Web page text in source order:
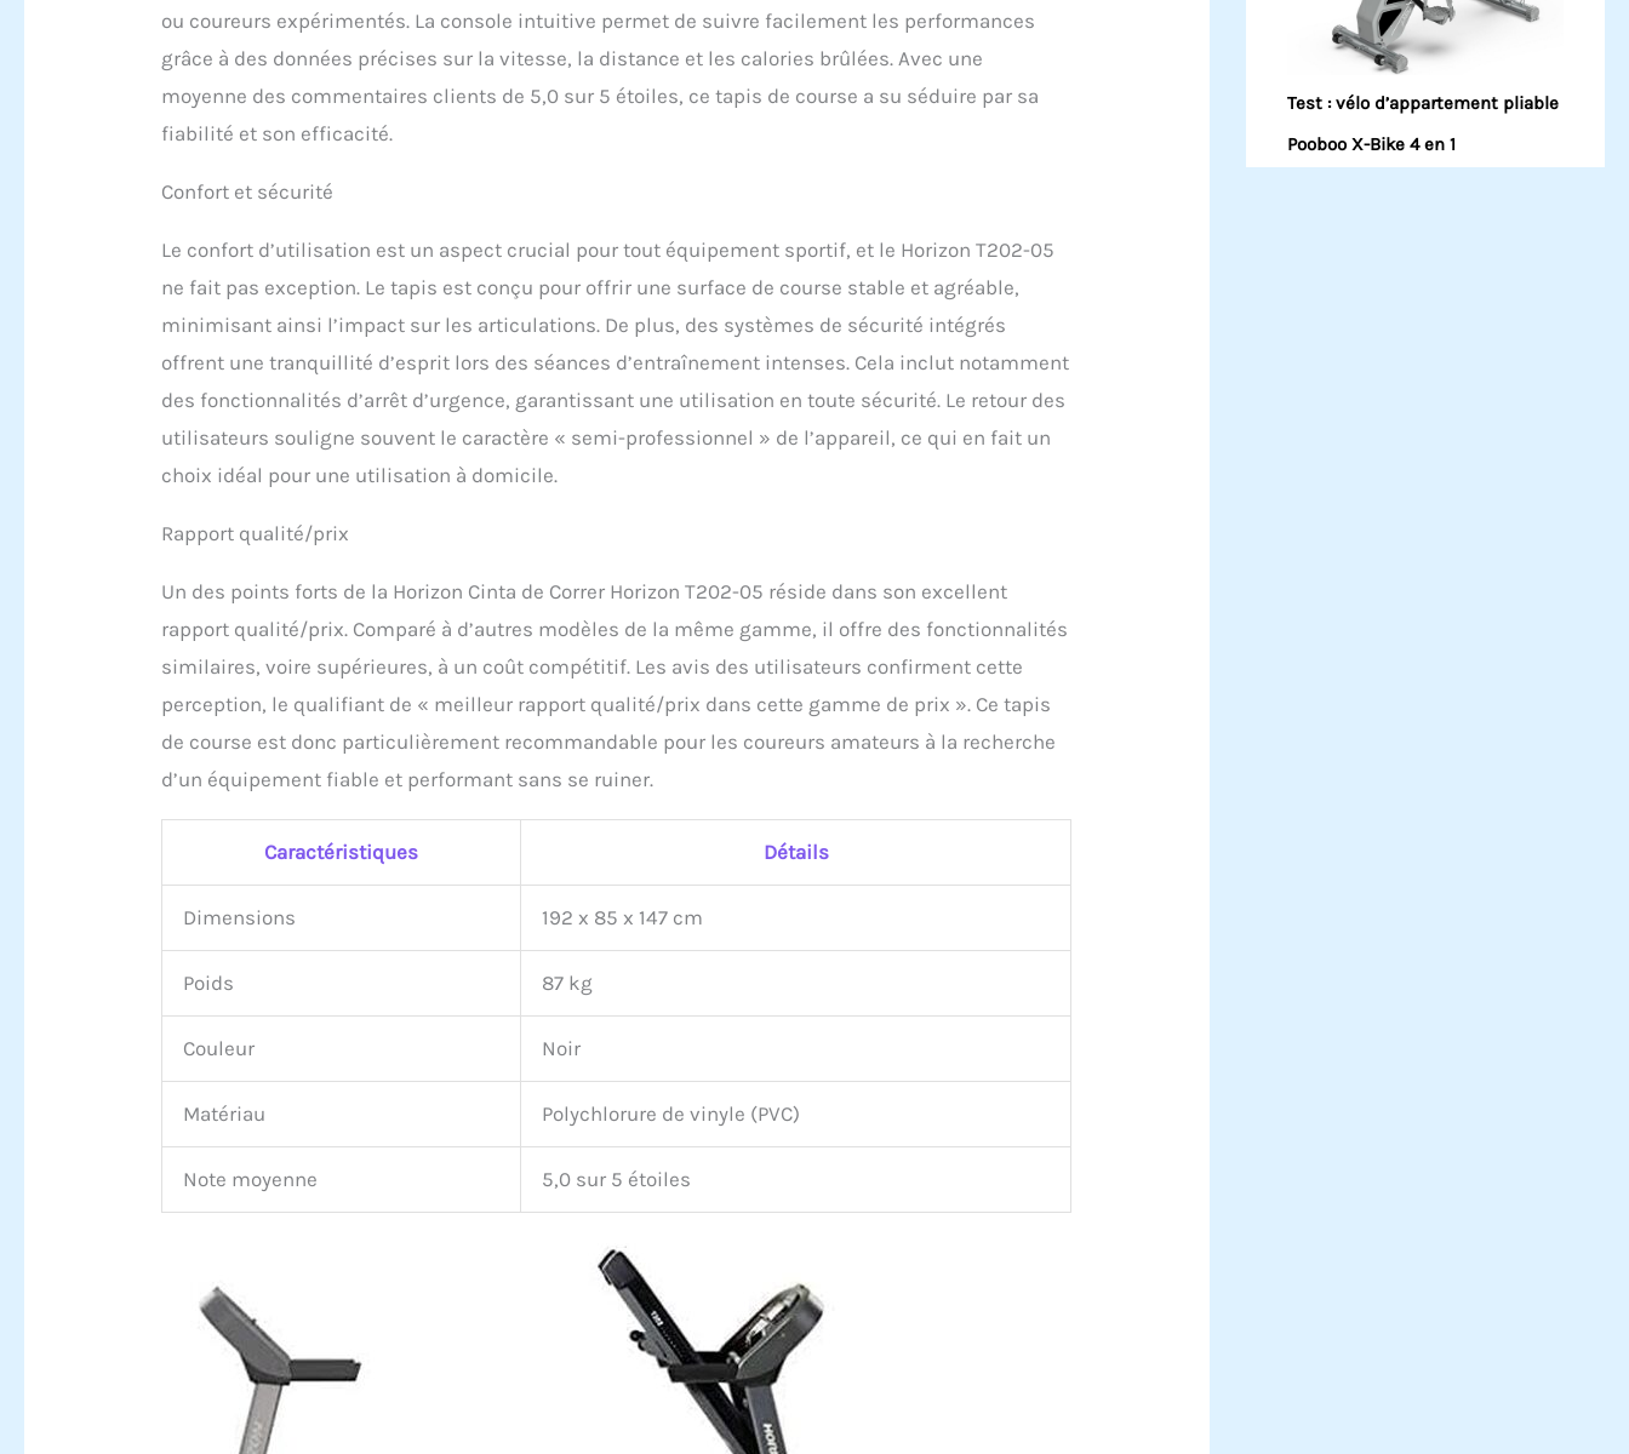
ou coureurs expérimentés. La console intuitive permet de suivre facilement les performances
grâce à des données précises sur la vitesse, la distance et les calories brûlées. Avec une
moyenne des commentaires clients de 5,0 sur 5 étoiles, ce tapis de course a su séduire par sa
fiabilité et son efficacité.
Confort et sécurité
Le confort d’utilisation est un aspect crucial pour tout équipement sportif, et le Horizon T202-05
ne fait pas exception. Le tapis est conçu pour offrir une surface de course stable et agréable,
minimisant ainsi l’impact sur les articulations. De plus, des systèmes de sécurité intégrés
offrent une tranquillité d’esprit lors des séances d’entraînement intenses. Cela inclut notamment
des fonctionnalités d’arrêt d’urgence, garantissant une utilisation en toute sécurité. Le retour des
utilisateurs souligne souvent le caractère « semi-professionnel » de l’appareil, ce qui en fait un
choix idéal pour une utilisation à domicile.
Rapport qualité/prix
Un des points forts de la Horizon Cinta de Correr Horizon T202-05 réside dans son excellent
rapport qualité/prix. Comparé à d’autres modèles de la même gamme, il offre des fonctionnalités
similaires, voire supérieures, à un coût compétitif. Les avis des utilisateurs confirment cette
perception, le qualifiant de « meilleur rapport qualité/prix dans cette gamme de prix ». Ce tapis
de course est donc particulièrement recommandable pour les coureurs amateurs à la recherche
d’un équipement fiable et performant sans se ruiner.
Caractéristiques Détails
Dimensions 192 x 85 x 147 cm
Poids 87 kg
Couleur Noir
Matériau Polychlorure de vinyle (PVC)
Note moyenne 5,0 sur 5 étoiles
Test : vélo d’appartement pliable
Pooboo X-Bike 4 en 1